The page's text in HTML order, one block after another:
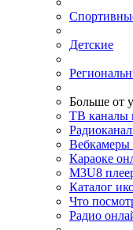
Детские
Больше от
ТВ каналы
Вебкамеры
Караоке
M3U8
Каталог
Что
Радио